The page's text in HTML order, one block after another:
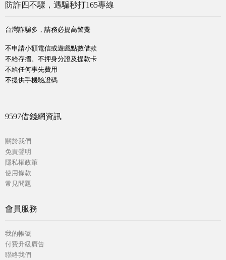
防詐四不驟，遇騙秒打165專線
台灣詐騙多，請務必提高警覺
不申請小額電信或遊戲點數借款
不給存摺、不押身分證及提款卡
不給任何事先費用
不提供手機驗證碼
9597借錢網資訊
關於我們
免責聲明
隱私權政策
使用條款
常見問題
會員服務
我的帳號
付費升級廣告
聯絡我們